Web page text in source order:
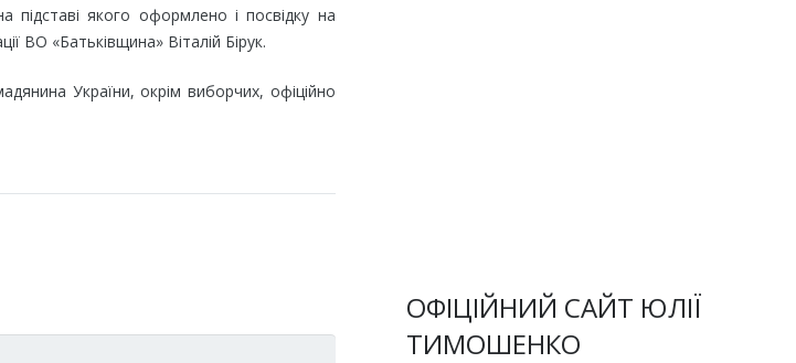
якого оформлено і посвідку на
ВО «Батьківщина» Віталій Бірук.
України, окрім виборчих, офіційно
ОФІЦІЙНИЙ САЙТ ЮЛІЇ
ТИМОШЕНКО